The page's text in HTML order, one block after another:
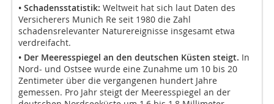
• Schadensstatistik: Weltweit hat sich laut Daten des
Versicherers Munich Re seit 1980 die Zahl
schadensrelevanter Naturereignisse insgesamt etwa
verdreifacht.
• Der Meeresspiegel an den deutschen Küsten steigt. In
Nord- und Ostsee wurde eine Zunahme um 10 bis 20
Zentimeter über die vergangenen hundert Jahre
gemessen. Pro Jahr steigt der Meeresspiegel an der